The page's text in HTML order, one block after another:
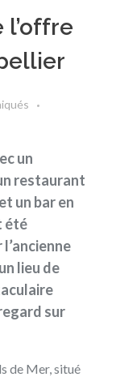
l’offre
un
restaurant
un bar en
été
lieu de
sur
de Mer, situé